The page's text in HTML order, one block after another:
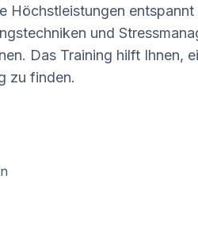
Höchstleistungen
und
Das Training hilft Ihnen,
zu finden.